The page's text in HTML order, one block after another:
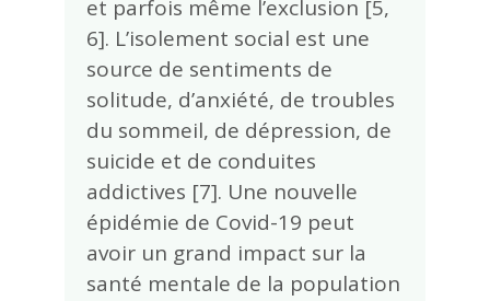
et parfois même l’exclusion [5,
6]. L’isolement social est une
source de sentiments de
solitude, d’anxiété, de troubles
du sommeil, de dépression, de
suicide et de conduites
addictives [7]. Une nouvelle
épidémie de Covid-19 peut
avoir un grand impact sur la
santé mentale de la population